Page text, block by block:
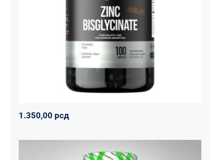
kapsula
Basic supplements Svi proizvodi Vitaminko
1.350,00рсд
1.350,00 рсд